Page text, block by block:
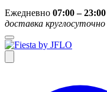
Ежедневно 07:00 – 23:00
доставка круглосуточно